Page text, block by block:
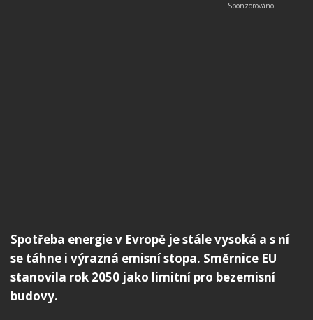
Spotřeba energie v Evropě je stále vysoká a s ní
se táhne i výrazná emisní stopa. Směrnice EU
stanovila rok 2050 jako limitní pro bezemisní
budovy.